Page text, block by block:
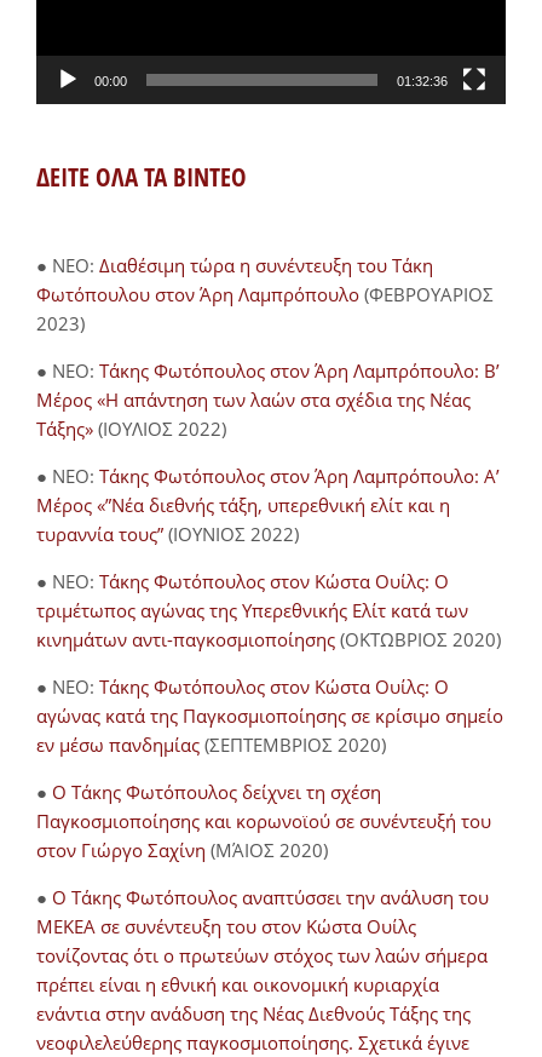
00:00 01:32:36
ΔΕΙΤΕ ΟΛΑ ΤΑ ΒΙΝΤΕΟ
● NEO: Διαθέσιμη τώρα η συνέντευξη του Τάκη
Φωτόπουλου στον Άρη Λαμπρόπουλο (ΦΕΒΡΟΥΑΡΙΟΣ
2023)
● NEO: Τάκης Φωτόπουλος στον Άρη Λαμπρόπουλο: Β’
Μέρος «Η απάντηση των λαών στα σχέδια της Νέας
Τάξης» (ΙΟΥΛΙΟΣ 2022)
● NEO: Τάκης Φωτόπουλος στον Άρη Λαμπρόπουλο: Α’
Μέρος «”Νέα διεθνής τάξη, υπερεθνική ελίτ και η
τυραννία τους” (ΙΟΥΝΙΟΣ 2022)
● NEO: Τάκης Φωτόπουλος στον Κώστα Ουίλς: Ο
τριμέτωπος αγώνας της Υπερεθνικής Ελίτ κατά των
κινημάτων αντι-παγκοσμιοποίησης (ΟΚΤΩΒΡΙΟΣ 2020)
● NEO: Τάκης Φωτόπουλος στον Κώστα Ουίλς: Ο
αγώνας κατά της Παγκοσμιοποίησης σε κρίσιμο σημείο
εν μέσω πανδημίας (ΣΕΠΤΕΜΒΡΙΟΣ 2020)
● Ο Τάκης Φωτόπουλος δείχνει τη σχέση
Παγκοσμιοποίησης και κορωνοϊού σε συνέντευξή του
στον Γιώργο Σαχίνη (ΜΆΙΟΣ 2020)
● O Τάκης Φωτόπουλος αναπτύσσει την ανάλυση του
ΜΕΚΕΑ σε συνέντευξη του στον Κώστα Ουίλς
τονίζοντας ότι ο πρωτεύων στόχος των λαών σήμερα
πρέπει είναι η εθνική και οικονομική κυριαρχία
ενάντια στην ανάδυση της Νέας Διεθνούς Τάξης της
νεοφιλελεύθερης παγκοσμιοποίησης. Σχετικά έγινε